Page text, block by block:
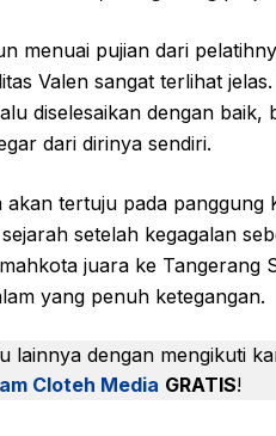
menuai pujian dari
Valen sangat terlihat
diselesaikan dengan baik,
dari dirinya sendiri.
akan tertuju pada panggung
setelah kegagalan
juara ke Tangerang
yang penuh ketegangan.
lainnya dengan mengikuti
Cloteh Media GRATIS!